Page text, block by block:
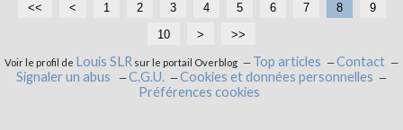
<< < 1 2 3 4 5 6 7 8
9
10
2
0
3
0
4
0
> >>
Voir le profil de Louis SLR sur le portail Overblog Top articles
Contact
Signaler un abus
C.G.U.
Cookies et données personnelles
Préférences cookies